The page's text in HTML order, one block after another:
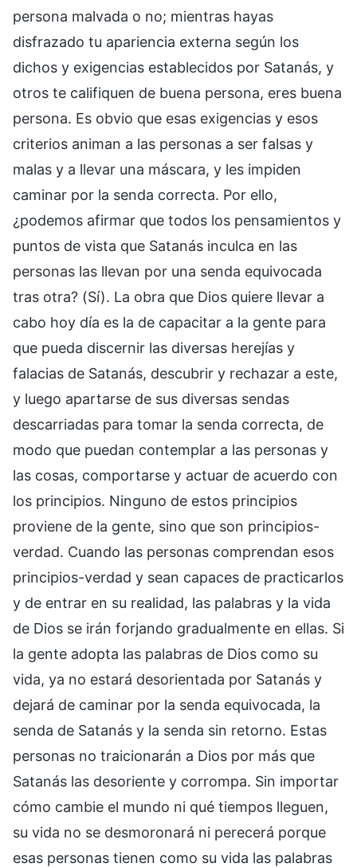
persona malvada o no; mientras hayas
disfrazado tu apariencia externa según los
dichos y exigencias establecidos por Satanás, y
otros te califiquen de buena persona, eres buena
persona. Es obvio que esas exigencias y esos
criterios animan a las personas a ser falsas y
malas y a llevar una máscara, y les impiden
caminar por la senda correcta. Por ello,
¿podemos afirmar que todos los pensamientos y
puntos de vista que Satanás inculca en las
personas las llevan por una senda equivocada
tras otra? (Sí). La obra que Dios quiere llevar a
cabo hoy día es la de capacitar a la gente para
que pueda discernir las diversas herejías y
falacias de Satanás, descubrir y rechazar a este,
y luego apartarse de sus diversas sendas
descarriadas para tomar la senda correcta, de
modo que puedan contemplar a las personas y
las cosas, comportarse y actuar de acuerdo con
los principios. Ninguno de estos principios
proviene de la gente, sino que son principios-
verdad. Cuando las personas comprendan esos
principios-verdad y sean capaces de practicarlos
y de entrar en su realidad, las palabras y la vida
de Dios se irán forjando gradualmente en ellas. Si
la gente adopta las palabras de Dios como su
vida, ya no estará desorientada por Satanás y
dejará de caminar por la senda equivocada, la
senda de Satanás y la senda sin retorno. Estas
personas no traicionarán a Dios por más que
Satanás las desoriente y corrompa. Sin importar
cómo cambie el mundo ni qué tiempos lleguen,
su vida no se desmoronará ni perecerá porque
esas personas tienen como su vida las palabras